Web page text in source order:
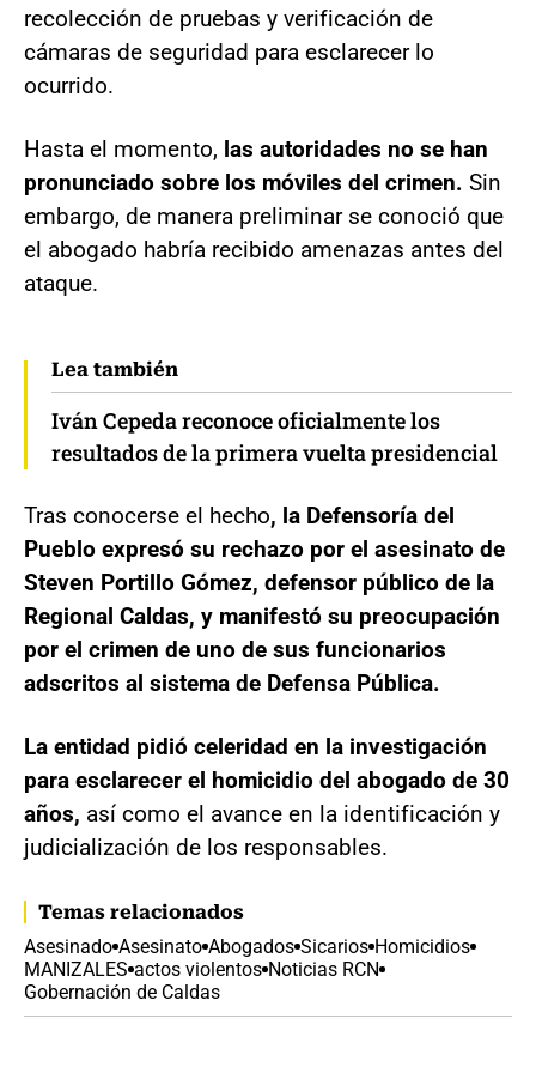
recolección de pruebas y verificación de
cámaras de seguridad para esclarecer lo
ocurrido.
Hasta el momento, las autoridades no se han
pronunciado sobre los móviles del crimen. Sin
embargo, de manera preliminar se conoció que
el abogado habría recibido amenazas antes del
ataque.
Lea también
Iván Cepeda reconoce oficialmente los
resultados de la primera vuelta presidencial
Tras conocerse el hecho, la Defensoría del
Pueblo expresó su rechazo por el asesinato de
Steven Portillo Gómez, defensor público de la
Regional Caldas, y manifestó su preocupación
por el crimen de uno de sus funcionarios
adscritos al sistema de Defensa Pública.
La entidad pidió celeridad en la investigación
para esclarecer el homicidio del abogado de 30
años, así como el avance en la identificación y
judicialización de los responsables.
Temas relacionados
Asesinado Asesinato Abogados Sicarios Homicidios
MANIZALES actos violentos Noticias RCN
Gobernación de Caldas